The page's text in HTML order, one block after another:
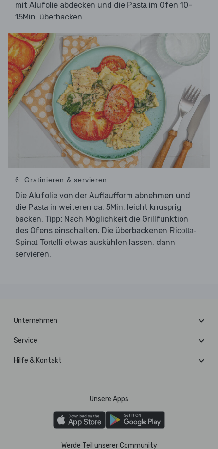
mit Alufolie abdecken und die Pasta im Ofen 10–
15Min. überbacken.
6. Gratinieren & servieren
Die Alufolie von der Auflaufform abnehmen und
die Pasta in weiteren ca. 5Min. leicht knusprig
backen. Tipp: Nach Möglichkeit die Grillfunktion
des Ofens einschalten. Die überbackenen Ricotta-
Spinat-Tortelli etwas auskühlen lassen, dann
servieren.
Unternehmen
Service
Hilfe & Kontakt
Unsere Apps
Werde Teil unserer Community